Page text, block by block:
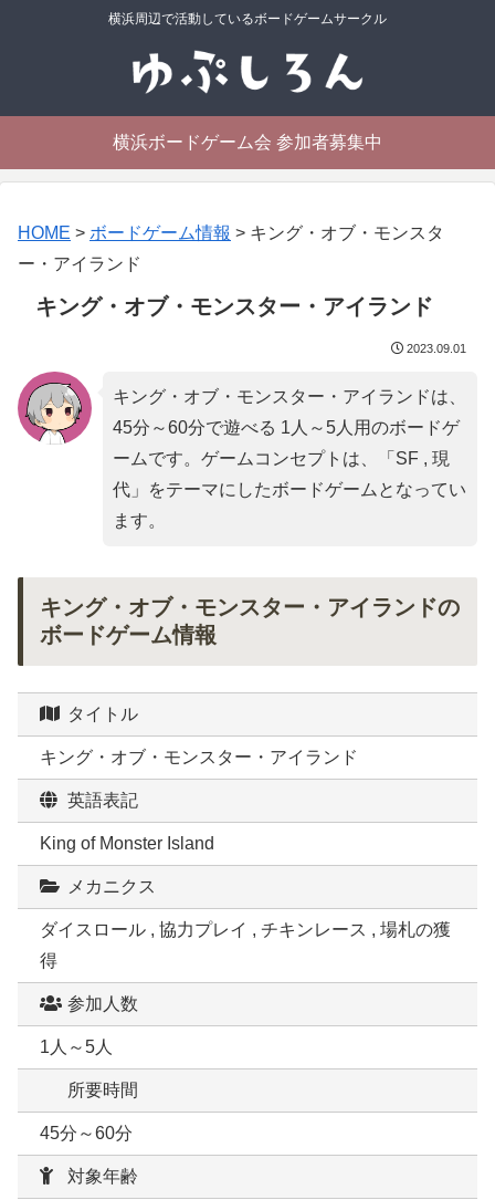
横浜周辺で活動しているボードゲームサークル
横浜ボードゲーム会 参加者募集中
HOME > ボードゲーム情報 > キング・オブ・モンスタ
ー・アイランド
キング・オブ・モンスター・アイランド
2023.09.01
キング・オブ・モンスター・アイランドは、
45分～60分で遊べる 1人～5人用のボードゲ
ームです。ゲームコンセプトは、「 SF , 現
代」をテーマにしたボードゲームとなってい
ます。
キング・オブ・モンスター・アイランドの
ボードゲーム情報
タイトル
キング・オブ・モンスター・アイランド
英語表記
King of Monster Island
メカニクス
ダイスロール , 協力プレイ , チキンレース , 場札の獲
得
参加人数
1人～5人
所要時間
45分～60分
対象年齢